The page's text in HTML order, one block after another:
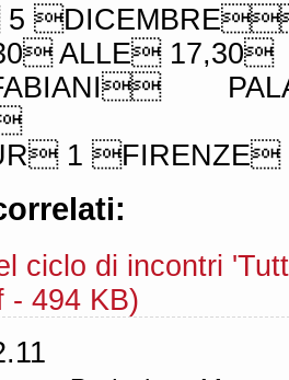
5
ALLE 17,30
1 FIRENZE
ciclo di incontri
- 494 KB)